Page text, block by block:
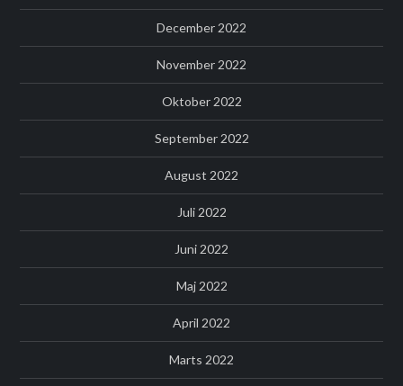
December 2022
November 2022
Oktober 2022
September 2022
August 2022
Juli 2022
Juni 2022
Maj 2022
April 2022
Marts 2022